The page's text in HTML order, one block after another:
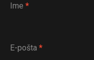
Ime *
E-pošta *